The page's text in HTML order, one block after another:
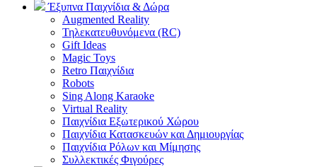
Έξυπνα Παιχνίδια & Δώρα
Augmented Reality
Τηλεκατευθυνόμενα (RC)
Gift Ideas
Magic Toys
Retro Παιχνίδια
Robots
Sing Along Karaoke
Virtual Reality
Παιχνίδια Εξωτερικού Χώρου
Παιχνίδια Κατασκευών και Δημιουργίας
Παιχνίδια Ρόλων και Μίμησης
Συλλεκτικές Φιγούρες